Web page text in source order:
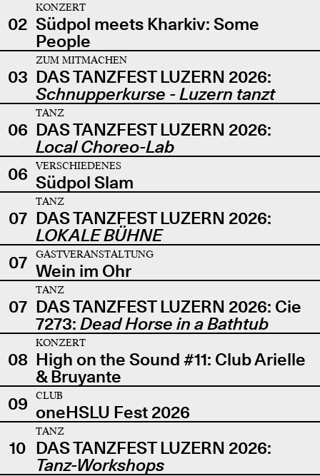
02
KONZERT
Südpol meets Kharkiv: Some
People
03
ZUM MITMACHEN
DAS TANZFEST LUZERN 2026:
Schnupperkurse - Luzern tanzt
06
TANZ
DAS TANZFEST LUZERN 2026:
Local Choreo-Lab
06
VERSCHIEDENES
Südpol Slam
07
TANZ
DAS TANZFEST LUZERN 2026:
LOKALE BÜHNE
07
GASTVERANSTALTUNG
Wein im Ohr
07
TANZ
DAS TANZFEST LUZERN 2026: Cie
7273: Dead Horse in a Bathtub
08
KONZERT
High on the Sound #11: Club Arielle
& Bruyante
09
CLUB
oneHSLU Fest 2026
10
TANZ
DAS TANZFEST LUZERN 2026:
Tanz-Workshops